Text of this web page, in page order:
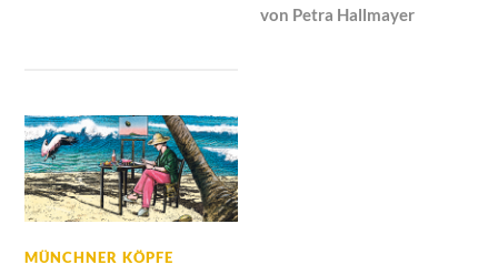
von Petra Hallmayer
MÜNCHNER KÖPFE